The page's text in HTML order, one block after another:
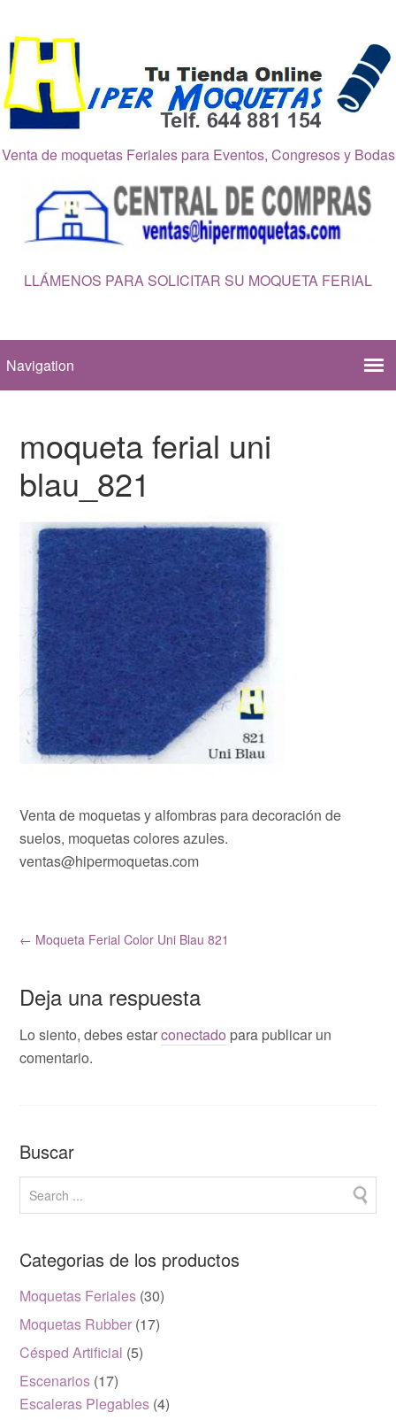
Venta de moquetas Feriales para Eventos, Congresos y Bodas
LLÁMENOS PARA SOLICITAR SU MOQUETA FERIAL
moqueta ferial uni
blau_821
Venta de moquetas y alfombras para decoración de
suelos, moquetas colores azules.
ventas@hipermoquetas.com
← Moqueta Ferial Color Uni Blau 821
Deja una respuesta
Lo siento, debes estarconectado para publicar un
comentario.
Buscar
Categorias de los productos
Moquetas Feriales (30)
Moquetas Rubber (17)
Césped Artificial (5)
Escenarios (17)
Escaleras Plegables (4)